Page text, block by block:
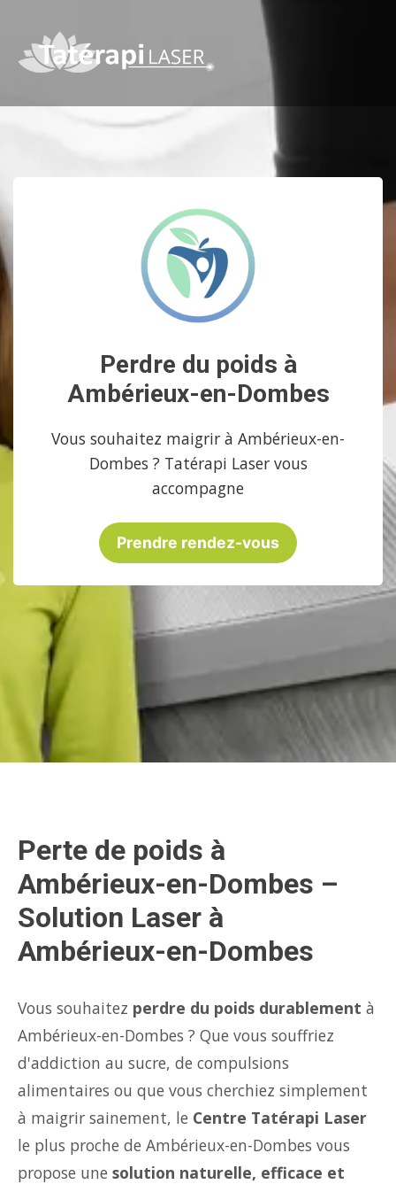
Perdre du poids à
Ambérieux-en-Dombes
Vous souhaitez maigrir à Ambérieux-en-
Dombes ? Tatérapi Laser vous
accompagne
Prendre rendez-vous
Perte de poids à
Ambérieux-en-Dombes –
Solution Laser à
Ambérieux-en-Dombes
Vous souhaitez perdre du poids durablement à
Ambérieux-en-Dombes ? Que vous souffriez
d'addiction au sucre, de compulsions
alimentaires ou que vous cherchiez simplement
à maigrir sainement, le Centre Tatérapi Laser
le plus proche de Ambérieux-en-Dombes vous
propose une solution naturelle, efficace et